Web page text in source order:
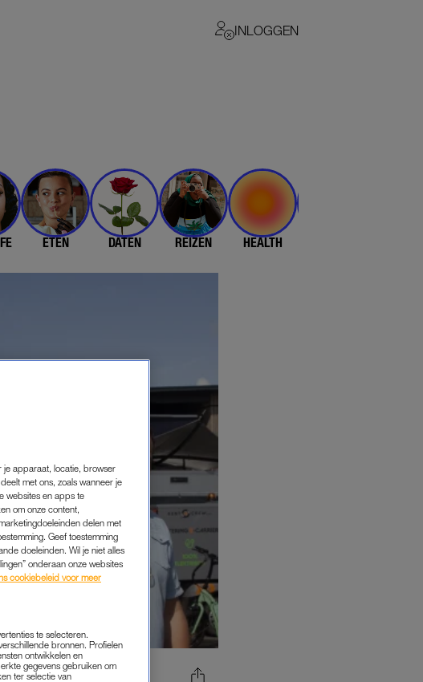
INLOGGEN
ETEN DATEN REIZEN HEALTH
je apparaat, locatie, browser
met ons, zoals wanneer je
websites en apps te
om onze content,
delen met
Geef toestemming
doeleinden. Wil je niet alles
onderaan onze websites
cookiebeleid voor meer
te selecteren.
bronnen. Profielen
ontwikkelen en
gegevens gebruiken om
ter selectie van